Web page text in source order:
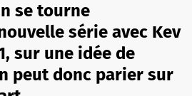
se tourne
série avec Kev
sur une idée de
peut donc parier sur